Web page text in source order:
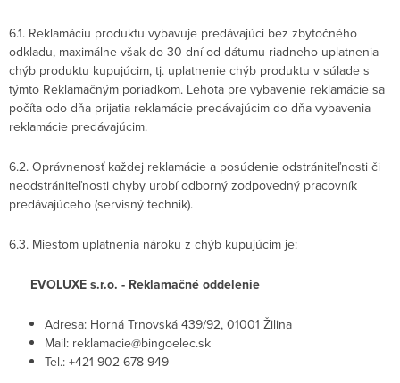
6.1. Reklamáciu produktu vybavuje predávajúci bez zbytočného
odkladu, maximálne však do 30 dní od dátumu riadneho uplatnenia
chýb produktu kupujúcim, tj. uplatnenie chýb produktu v súlade s
týmto Reklamačným poriadkom. Lehota pre vybavenie reklamácie sa
počíta odo dňa prijatia reklamácie predávajúcim do dňa vybavenia
reklamácie predávajúcim.
6.2. Oprávnenosť každej reklamácie a posúdenie odstrániteľnosti či
neodstrániteľnosti chyby urobí odborný zodpovedný pracovník
predávajúceho (servisný technik).
6.3. Miestom uplatnenia nároku z chýb kupujúcim je:
EVOLUXE s.r.o. - Reklamačné oddelenie
Adresa: Horná Trnovská 439/92, 01001 Žilina
Mail: reklamacie@bingoelec.sk
Tel.: +421 902 678 949